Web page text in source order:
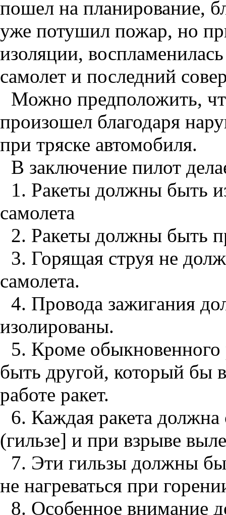
пошел на планирование,
уже потушил пожар, но
изоляции,
самолет и последний
Можно предположить,
произошел благодаря
при тряске автомобиля.
В заключение пилот
1. Ракеты должны быть
самолета
2. Ракеты должны быть
3. Горящая струя не
самолета.
4. Провода зажигания
изолированы.
5. Кроме обыкновенного
быть другой, который бы
работе ракет.
6. Каждая ракета должна
(гильзе] и при взрыве
7. Эти гильзы должны
не нагреваться при
8. Особенное внимание